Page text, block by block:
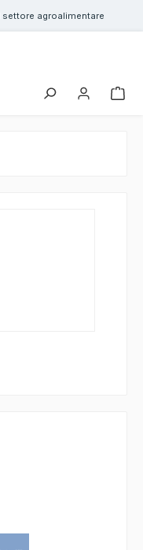
agroalimentare